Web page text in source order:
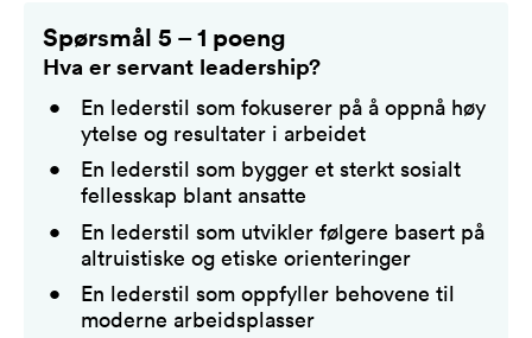
Spørsmål 5 – 1 poeng
Hva er servant leadership?
En lederstil som fokuserer på å oppnå høy
ytelse og resultater i arbeidet
En lederstil som bygger et sterkt sosialt
fellesskap blant ansatte
En lederstil som utvikler følgere basert på
altruistiske og etiske orienteringer
En lederstil som oppfyller behovene til
moderne arbeidsplasser